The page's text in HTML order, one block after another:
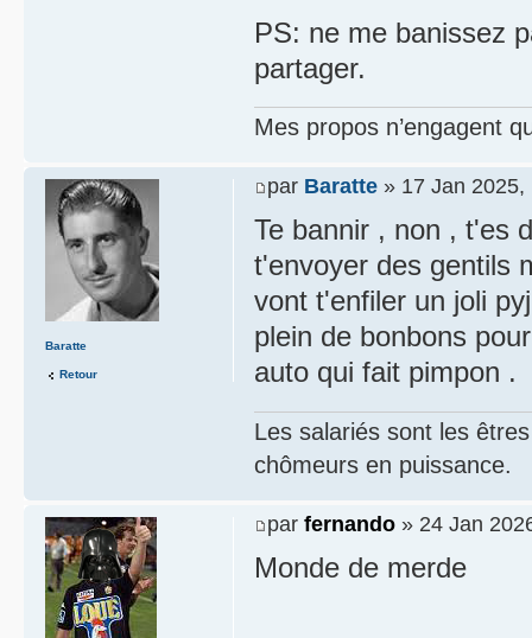
PS: ne me banissez
partager.
Mes propos n’engagent
par Baratte » 17 Jan 2025,
Te bannir , non , t'es
t'envoyer des gentils
vont t'enfiler un joli
plein de bonbons
auto qui fait pimpon .
Les salariés sont les
chômeurs en puissance.
Baratte
Retour
par fernando » 24 Jan
Monde de merde